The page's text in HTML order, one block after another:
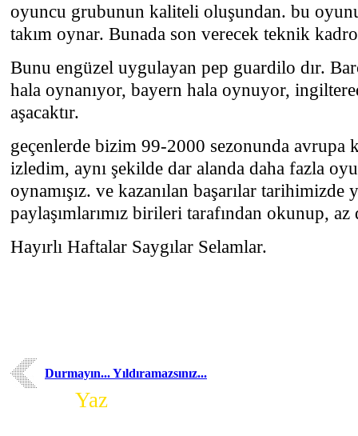
oyuncu grubunun kaliteli oluşundan. bu
takım oynar. Bunada son verecek teknik
Bunu engüzel uygulayan pep guardilo dır.
hala oynanıyor, bayern hala oynuyor,
aşacaktır.
geçenlerde bizim 99-2000 sezonunda avrupa
izledim, aynı şekilde dar alanda daha fazla
oynamışız. ve kazanılan başarılar tarihimizde
paylaşımlarımız birileri tarafından okunup,
Hayırlı Haftalar Saygılar Selamlar.
Durmayın... Yıldıramazsınız...
Yaz